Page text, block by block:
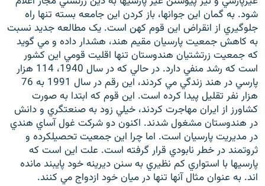
شود. به گمان اين جوانها، باز کردن اين جامعه بسته تنها راه
جلوگيري از انقراض اين قوم کهن است. يک مطالعه جديد نسبت
به کاهش جمعيت پارسيان مقيم هند، هشدار داده و مي گويد
که جمعيت زرتشتيان هندوستان تنها اقليت قومي اين کشور
است که رشد منفي دارد. در حالي که در سال 1940، 114 هزار
پارسي در هند زندگي مي کردند، اين رقم در سال 1991 به 76
هزار نفر تقليل پيدا کرده است. اين قوم که ابتدا به صورت
کشاورز از ايران مهاجرت کردند، خيلي زود به صنعتگري و دانش
در هندوستان مشغول شدند. اکنون دو شرکت غول آساي هندي
در مديريت پارسيان است. اما چرا اين جمعيت تحصيلکرده و
ثروتمند در خطر نابودي قرار گرفته است. علت اين است که
پارسيها با استواري کم نظيري به سنن ديرينه خود پايبند مانده
اند. به عنوان مثال آنها تنها در ميان خود ازدواج مي کنند.